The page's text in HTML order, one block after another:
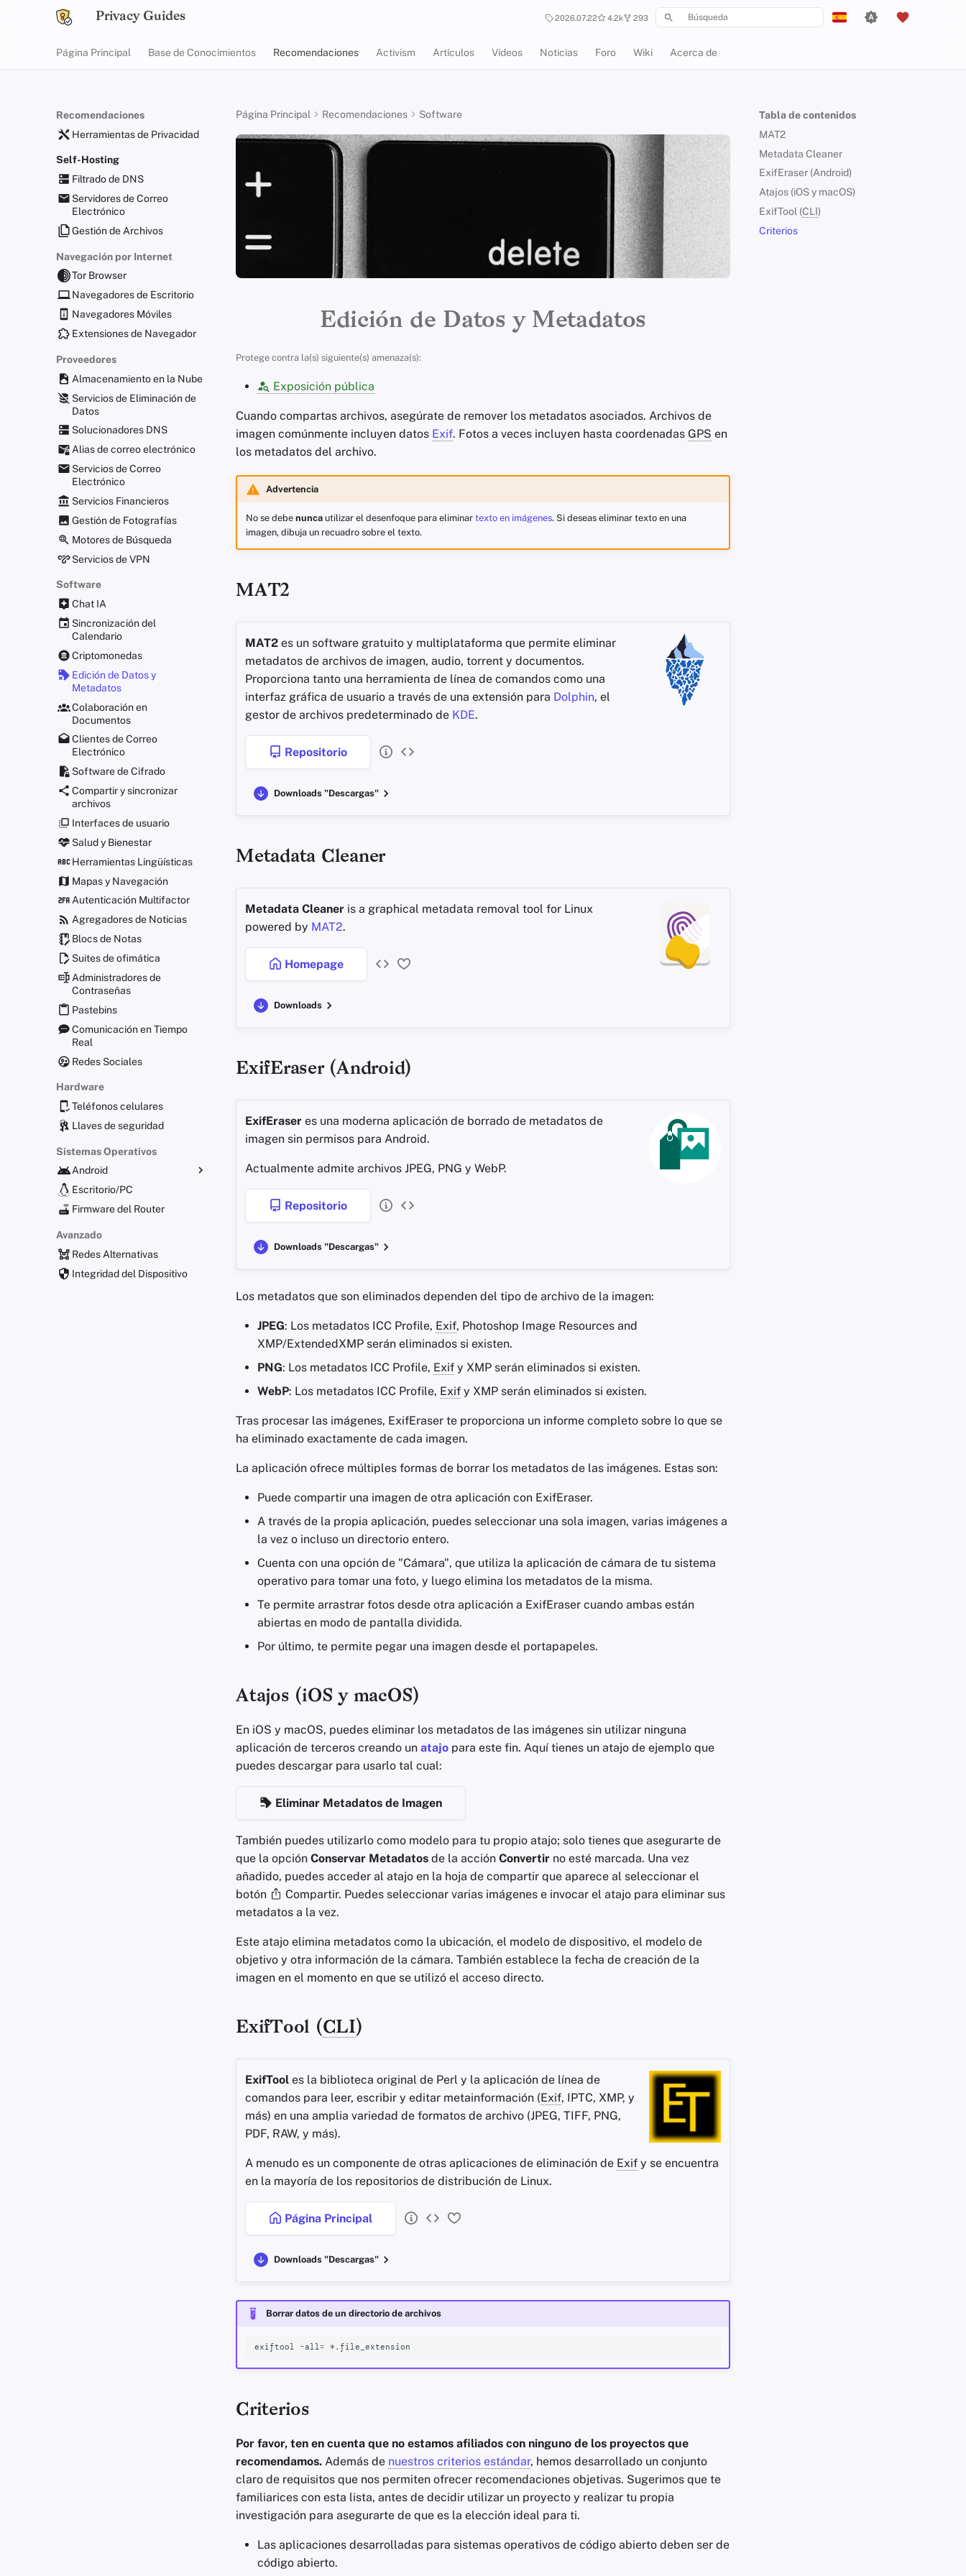
Privacy Guides 2026.07.22 4.2k 293
עִברִית
Italiano
Nederlands
中文 (繁體)
中文 (繁體，台灣)
Página Principal Base de Conocimientos Recomendaciones Activism Artículos Vídeos Noticias Foro Wiki Acerca de
Recomendaciones
Herramientas de Privacidad
Self-Hosting
Filtrado de DNS
Servidores de Correo
Electrónico
Gestión de Archivos
Navegación por Internet
Tor Browser
Navegadores de Escritorio
Navegadores Móviles
Extensiones de Navegador
Proveedores
Almacenamiento en la Nube
Servicios de Eliminación de
Datos
Solucionadores DNS
Alias de correo electrónico
Servicios de Correo
Electrónico
Servicios Financieros
Gestión de Fotografías
Motores de Búsqueda
Servicios de VPN
Software
Chat IA
Sincronización del
Calendario
Criptomonedas
Edición de Datos y
Metadatos
Colaboración en
Documentos
Clientes de Correo
Electrónico
Software de Cifrado
Compartir y sincronizar
archivos
Interfaces de usuario
Salud y Bienestar
Herramientas Lingüísticas
Mapas y Navegación
Autenticación Multifactor
Agregadores de Noticias
Blocs de Notas
Suites de ofimática
Administradores de
Contraseñas
Pastebins
Comunicación en Tiempo
Real
Redes Sociales
Hardware
Teléfonos celulares
Llaves de seguridad
Sistemas Operativos
Android
Distribuciones alternativas
Aplicaciones Generales
Obtener Aplicaciones
Escritorio/PC
Firmware del Router
Avanzado
Redes Alternativas
Integridad del Dispositivo
Tabla de contenidos
MAT2
Metadata Cleaner
ExifEraser (Android)
Atajos (iOS y macOS)
ExifTool (CLI)
Criterios
Página Principal Recomendaciones Software
Edición de Datos y Metadatos
Protege contra la(s) siguiente(s) amenaza(s):
Exposición pública
Cuando compartas archivos, asegúrate de remover los metadatos asociados. Archivos de
imagen comúnmente incluyen datos Exif. Fotos a veces incluyen hasta coordenadas GPS en
los metadatos del archivo.
Advertencia
No se debe nuncautilizar el desenfoque para eliminar texto en imágenes. Si deseas eliminar texto en una
imagen, dibuja un recuadro sobre el texto.
MAT2
MAT2 es un software gratuito y multiplataforma que permite eliminar
metadatos de archivos de imagen, audio, torrent y documentos.
Proporciona tanto una herramienta de línea de comandos como una
interfaz gráfica de usuario a través de una extensión para Dolphin, el
gestor de archivos predeterminado de KDE.
Repositorio
Downloads "Descargas"
Metadata Cleaner
Metadata Cleaner is a graphical metadata removal tool for Linux
powered by MAT2.
Homepage
Downloads
ExifEraser (Android)
ExifEraser es una moderna aplicación de borrado de metadatos de
imagen sin permisos para Android.
Actualmente admite archivos JPEG, PNG y WebP.
Repositorio
Downloads "Descargas"
Los metadatos que son eliminados dependen del tipo de archivo de la imagen:
JPEG: Los metadatos ICC Profile, Exif, Photoshop Image Resources and
XMP/ExtendedXMP serán eliminados si existen.
PNG: Los metadatos ICC Profile, Exif y XMP serán eliminados si existen.
WebP: Los metadatos ICC Profile, Exif y XMP serán eliminados si existen.
Tras procesar las imágenes, ExifEraser te proporciona un informe completo sobre lo que se
ha eliminado exactamente de cada imagen.
La aplicación ofrece múltiples formas de borrar los metadatos de las imágenes. Estas son:
Puede compartir una imagen de otra aplicación con ExifEraser.
A través de la propia aplicación, puedes seleccionar una sola imagen, varias imágenes a
la vez o incluso un directorio entero.
Cuenta con una opción de "Cámara", que utiliza la aplicación de cámara de tu sistema
operativo para tomar una foto, y luego elimina los metadatos de la misma.
Te permite arrastrar fotos desde otra aplicación a ExifEraser cuando ambas están
abiertas en modo de pantalla dividida.
Por último, te permite pegar una imagen desde el portapapeles.
Atajos (iOS y macOS)
En iOS y macOS, puedes eliminar los metadatos de las imágenes sin utilizar ninguna
aplicación de terceros creando un atajo para este fin. Aquí tienes un atajo de ejemplo que
puedes descargar para usarlo tal cual:
Eliminar Metadatos de Imagen
También puedes utilizarlo como modelo para tu propio atajo; solo tienes que asegurarte de
que la opción Conservar Metadatos de la acción Convertir no esté marcada. Una vez
añadido, puedes acceder al atajo en la hoja de compartir que aparece al seleccionar el
botón
Compartir. Puedes seleccionar varias imágenes e invocar el atajo para eliminar sus
metadatos a la vez.
Este atajo elimina metadatos como la ubicación, el modelo de dispositivo, el modelo de
objetivo y otra información de la cámara. También establece la fecha de creación de la
imagen en el momento en que se utilizó el acceso directo.
ExifTool (CLI)
ExifTool es la biblioteca original de Perl y la aplicación de línea de
comandos para leer, escribir y editar metainformación (Exif, IPTC, XMP, y
más) en una amplia variedad de formatos de archivo (JPEG, TIFF, PNG,
PDF, RAW, y más).
A menudo es un componente de otras aplicaciones de eliminación de Exif y se encuentra
en la mayoría de los repositorios de distribución de Linux.
Página Principal
Downloads "Descargas"
Borrar datos de un directorio de archivos
exiftool -all=
Criterios
Por favor, ten en cuenta que no estamos afiliados con ninguno de los proyectos que
recomendamos. Además de nuestros criterios estándar, hemos desarrollado un conjunto
claro de requisitos que nos permiten ofrecer recomendaciones objetivas. Sugerimos que te
familiarices con esta lista, antes de decidir utilizar un proyecto y realizar tu propia
investigación para asegurarte de que es la elección ideal para ti.
Las aplicaciones desarrolladas para sistemas operativos de código abierto deben ser de
código abierto.